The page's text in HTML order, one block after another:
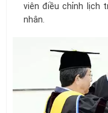
viên điều chỉnh lịch
nhân.